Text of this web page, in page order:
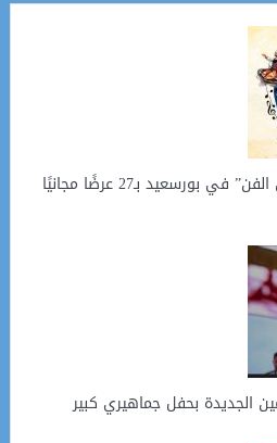
غدًا.. انطلاق برنامج “شاطئ الفن” في بورسعيد بـ27 عرضًا مجانيًا
الجديدة بحفل جماهيري كبير